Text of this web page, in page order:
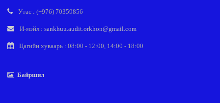
Утас : (+976) 70359856
И-мэйл : sankhuu.audit.orkhon@gmail.com
Цагийн хуваарь : 08:00 - 12:00, 14:00 - 18:00
Байршил